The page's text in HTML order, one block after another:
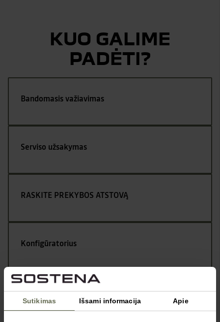
Sutikimas Išsami informacija Apie
KUO GALIME
PADĖTI?
Bandomasis važiavimas
Serviso užsakymas
RASKITE PREKYBOS ATSTOVĄ
Konfigūratorius
Kontaktai